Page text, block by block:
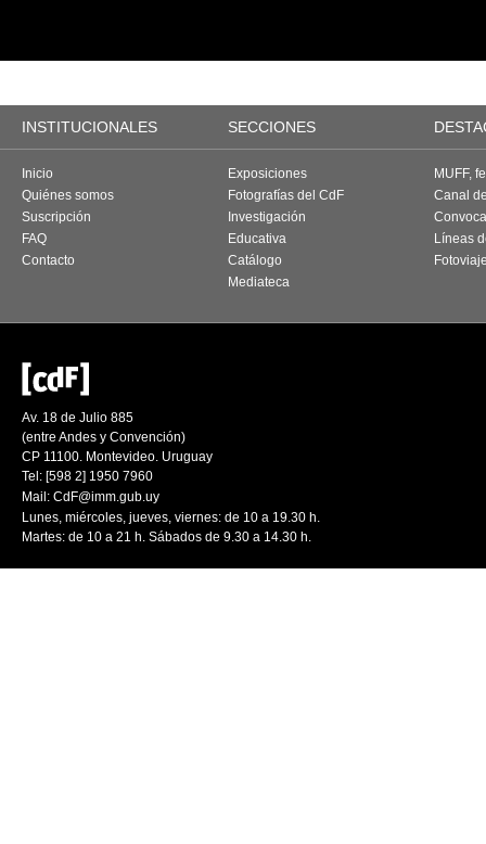
INSTITUCIONALES SECCIONES
Inicio
Quiénes somos
Suscripción
FAQ
Contacto
Exposiciones
Fotografías del CdF
Investigación
Educativa
Catálogo
Mediateca
MUFF,
Canal
Líneas
Av. 18 de Julio 885
(entre Andes y Convención)
CP 11100. Montevideo. Uruguay
Tel: [598 2] 1950 7960
Mail: CdF@imm.gub.uy
Lunes, miércoles, jueves, viernes: de 10 a 19.30 h.
Martes: de 10 a 21 h. Sábados de 9.30 a 14.30 h.